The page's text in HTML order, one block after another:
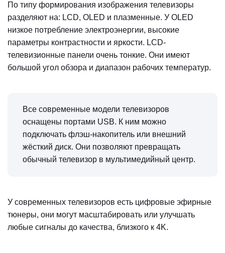
По типу формирования изображения телевизоры
разделяют на: LCD, OLED и плазменные. У OLED
низкое потребление электроэнергии, высокие
параметры контрастности и яркости. LCD-
телевизионные панели очень тонкие. Они имеют
большой угол обзора и диапазон рабочих температур.
Все современные модели телевизоров
оснащены портами USB. К ним можно
подключать флэш-накопитель или внешний
жёсткий диск. Они позволяют превращать
обычный телевизор в мультимедийный центр.
У современных телевизоров есть цифровые эфирные
тюнеры, они могут масштабировать или улучшать
любые сигналы до качества, близкого к 4K.